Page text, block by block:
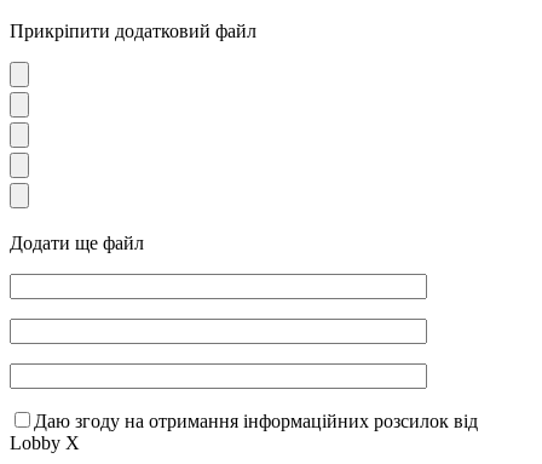
Прикріпити додатковий файл
Додати ще файл
Даю згоду на отримання інформаційних розсилок від
Lobby X